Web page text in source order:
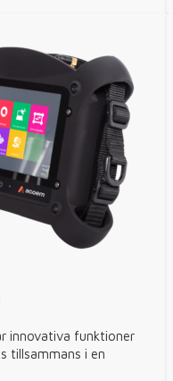
innovativa funktioner
tillsammans i en